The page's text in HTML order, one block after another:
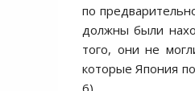
по
должны были
того, они не
которые Япония
6).